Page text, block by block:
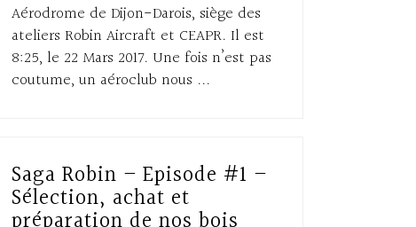
Aérodrome de Dijon-Darois, siège des
ateliers Robin Aircraft et CEAPR. Il est
8:25, le 22 Mars 2017. Une fois n’est pas
coutume, un aéroclub nous ...
Saga Robin – Episode #1 –
Sélection, achat et